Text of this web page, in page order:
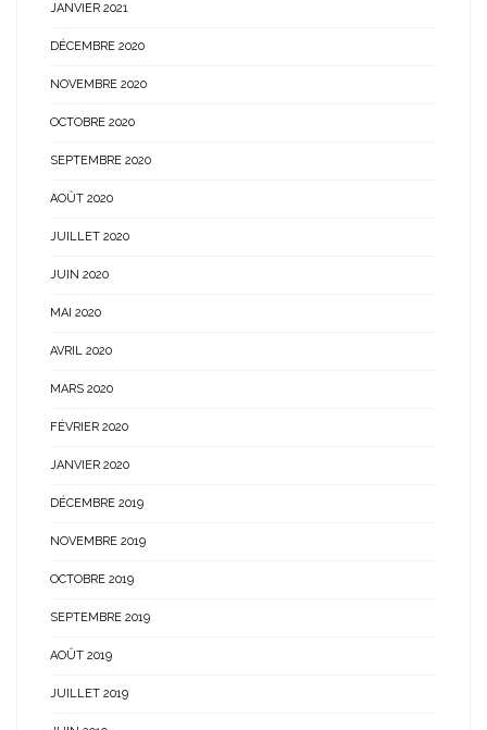
JANVIER 2021
DÉCEMBRE 2020
NOVEMBRE 2020
OCTOBRE 2020
SEPTEMBRE 2020
AOÛT 2020
JUILLET 2020
JUIN 2020
MAI 2020
AVRIL 2020
MARS 2020
FÉVRIER 2020
JANVIER 2020
DÉCEMBRE 2019
NOVEMBRE 2019
OCTOBRE 2019
SEPTEMBRE 2019
AOÛT 2019
JUILLET 2019